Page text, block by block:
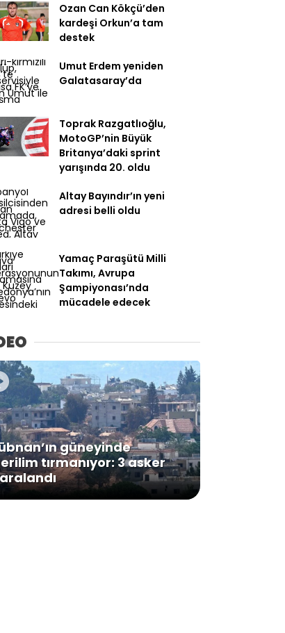
Ozan Can Kökçü’den
kardeşi Orkun’a tam
destek
Umut Erdem yeniden
Galatasaray’da
Toprak Razgatlıoğlu,
MotoGP’nin Büyük
Britanya’daki sprint
yarışında 20. oldu
Altay Bayındır’ın yeni
adresi belli oldu
Yamaç Paraşütü Milli
Takımı, Avrupa
Şampiyonası’nda
mücadele edecek
güneyinde
tırmanıyor: 3 asker